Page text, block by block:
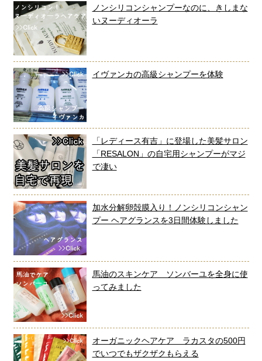
ノンシリコンシャンプーなのに、きしまな
いヌーディオーラ
イヴァンカの高級シャンプーを体験
「レディース有吉」に登場した美髪サロン
「RESALON」の自宅用シャンプーがマジ
で凄い
加水分解卵殻膜入り！ノンシリコンシャン
プー ヘアグランスを3日間体験しました
馬油のスキンケア ソンバーユを全身に使
ってみました
オーガニックヘアケア ラカスタの500円
でいつでもザクザクもらえる